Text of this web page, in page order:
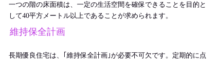
一つの階の床面積は、一定の生活空間を確保できることを目的と
して40平方メートル以上であることが求められます。
維持保全計画
長期優良住宅は、｢維持保全計画｣が必要不可欠です。定期的に点